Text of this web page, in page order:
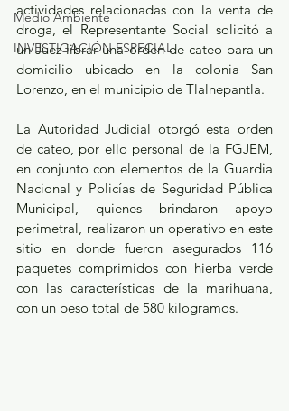
Medio Ambiente
INVESTIGACIÓN ESPECIAL
actividades relacionadas con la venta de
droga, el Representante Social solicitó a
un Juez librar una orden de cateo para un
domicilio ubicado en la colonia San
Lorenzo, en el municipio de Tlalnepantla.
La Autoridad Judicial otorgó esta orden
de cateo, por ello personal de la FGJEM,
en conjunto con elementos de la Guardia
Nacional y Policías de Seguridad Pública
Municipal, quienes brindaron apoyo
perimetral, realizaron un operativo en este
sitio en donde fueron asegurados 116
paquetes comprimidos con hierba verde
con las características de la marihuana,
con un peso total de 580 kilogramos.